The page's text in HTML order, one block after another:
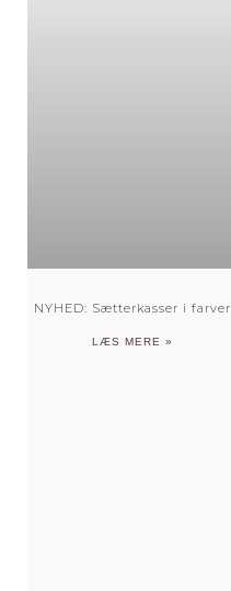
NYHED: Sætterkasser i farver
LÆS MERE »